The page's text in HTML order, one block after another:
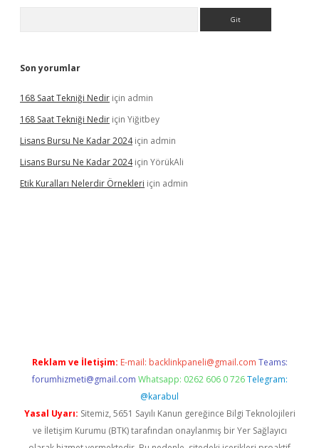
Son yorumlar
168 Saat Tekniği Nedir için admin
168 Saat Tekniği Nedir için Yiğitbey
Lisans Bursu Ne Kadar 2024için admin
Lisans Bursu Ne Kadar 2024için YörükAli
Etik Kuralları Nelerdir Örnekleri için admin
Reklam ve İletişim: E-mail: backlinkpaneli@gmail.com Teams:
forumhizmeti@gmail.com Whatsapp: 0262 606 0 726 Telegram:
@karabul
Yasal Uyarı: Sitemiz, 5651 Sayılı Kanun gereğince Bilgi Teknolojileri
ve İletişim Kurumu (BTK) tarafından onaylanmış bir Yer Sağlayıcı